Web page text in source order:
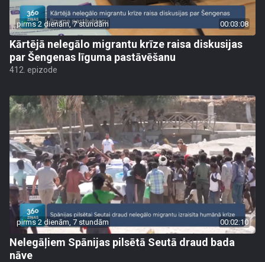
pirms 2 dienām, 7 stundām 00:03:08
Kārtējā nelegālo migrantu krīze raisa diskusijas
par Šengenas līguma pastāvēšanu
412. epizode
pirms 2 dienām, 7 stundām 00:02:10
Nelegāļiem Spānijas pilsētā Seutā draud bada
nāve